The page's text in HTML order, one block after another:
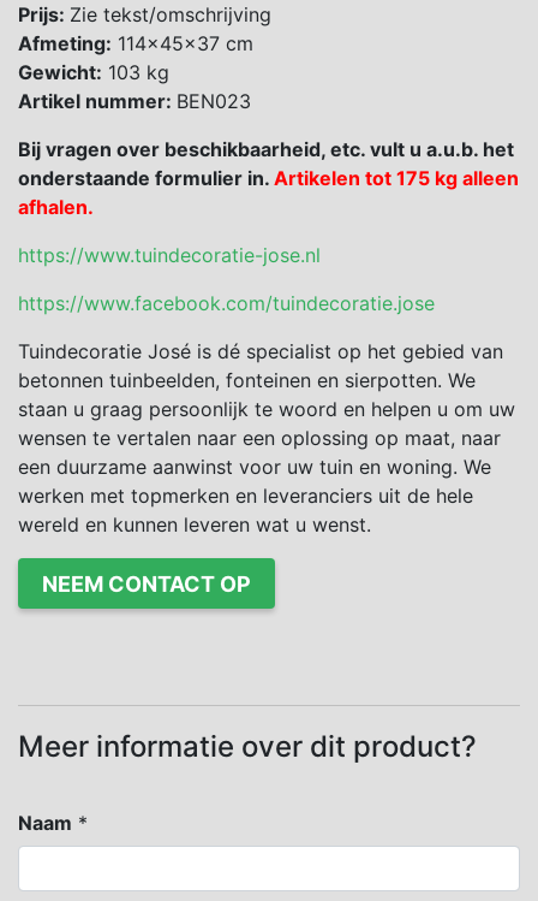
Prijs: Zie tekst/omschrijving
Afmeting: 114x45x37 cm
Gewicht: 103 kg
Artikel nummer: BEN023
Bij vragen over beschikbaarheid, etc. vult u a.u.b. het
onderstaande formulier in. Artikelen tot 175 kg alleen
afhalen.
https://www.tuindecoratie-jose.nl
https://www.facebook.com/tuindecoratie.jose
Tuindecoratie José is dé specialist op het gebied van
betonnen tuinbeelden, fonteinen en sierpotten. We
staan u graag persoonlijk te woord en helpen u om uw
wensen te vertalen naar een oplossing op maat, naar
een duurzame aanwinst voor uw tuin en woning. We
werken met topmerken en leveranciers uit de hele
wereld en kunnen leveren wat u wenst.
NEEM CONTACT OP
Meer informatie over dit product?
Naam *